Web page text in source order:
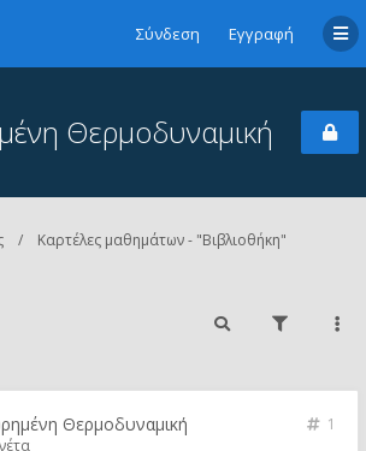
Σύνδεση Εγγραφή
Θερμοδυναμική
Καρτέλες μαθημάτων - "Βιβλιοθήκη"
Θερμοδυναμική
1